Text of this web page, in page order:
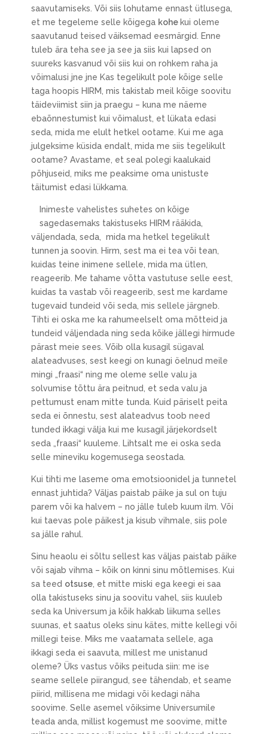
saavutamiseks. Või siis lohutame ennast ütlusega,
et me tegeleme selle kõigega kohekui oleme
saavutanud teised väiksemad eesmärgid. Enne
tuleb ära teha see ja see ja siis kui lapsed on
suureks kasvanud või siis kui on rohkem raha ja
võimalusi jne jne Kas tegelikult pole kõige selle
taga hoopis HIRM, mis takistab meil kõige soovitu
täideviimist siin ja praegu – kuna me näeme
ebaõnnestumist kui võimalust, et lükata edasi
seda, mida me elult hetkel ootame. Kui me aga
julgeksime küsida endalt, mida me siis tegelikult
ootame? Avastame, et seal polegi kaalukaid
põhjuseid, miks me peaksime oma unistuste
täitumist edasi lükkama.
Inimeste vahelistes suhetes on kõige
sagedasemaks takistuseks HIRM rääkida,
väljendada, seda, mida ma hetkel tegelikult
tunnen ja soovin. Hirm, sest ma ei tea või tean,
kuidas teine inimene sellele, mida ma ütlen,
reageerib. Me tahame võtta vastutuse selle eest,
kuidas ta vastab või reageerib, sest me kardame
tugevaid tundeid või seda, mis sellele järgneb.
Tihti ei oska me ka rahumeelselt oma mõtteid ja
tundeid väljendada ning seda kõike jällegi hirmude
pärast meie sees. Võib olla kusagil sügaval
alateadvuses, sest keegi on kunagi öelnud meile
mingi „fraasi“ ning me oleme selle valu ja
solvumise tõttu ära peitnud, et seda valu ja
pettumust enam mitte tunda. Kuid päriselt peita
seda ei õnnestu, sest alateadvus toob need
tunded ikkagi välja kui me kusagil järjekordselt
seda „fraasi“ kuuleme. Lihtsalt me ei oska seda
selle mineviku kogemusega seostada.
Kui tihti me laseme oma emotsioonidel ja tunnetel
ennast juhtida? Väljas paistab päike ja sul on tuju
parem või ka halvem – no jälle tuleb kuum ilm. Või
kui taevas pole päikest ja kisub vihmale, siis pole
sa jälle rahul.
Sinu heaolu ei sõltu sellest kas väljas paistab päike
või sajab vihma – kõik on kinni sinu mõtlemises. Kui
sa teed otsuse, et mitte miski ega keegi ei saa
olla takistuseks sinu ja soovitu vahel, siis kuuleb
seda ka Universum ja kõik hakkab liikuma selles
suunas, et saatus oleks sinu kätes, mitte kellegi või
millegi teise. Miks me vaatamata sellele, aga
ikkagi seda ei saavuta, millest me unistanud
oleme? Üks vastus võiks peituda siin: me ise
seame sellele piirangud, see tähendab, et seame
piirid, millisena me midagi või kedagi näha
soovime. Selle asemel võiksime Universumile
teada anda, millist kogemust me soovime, mitte